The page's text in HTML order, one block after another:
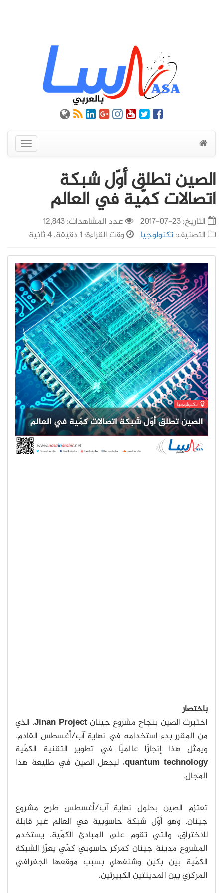
عرض
القائمة
الصين تطلق أوّل شبكة
اتصالات كمّية في العالم
التاريخ:23-07-2017
عدد المشاهدات: 12,843
التصنيف:تكنولوجيا وقت القراءة: 1 دقيقة, 4 ثانية
باختصار
اختبرت الصين بنجاح مشروع جينانJinan Project، الذي
من المقرر بدء استخدامه في نهاية آب/أغسطس القادم.
ويمثّل هذا إنجازًا عالميًا في تطوير التقنية الكمّية
quantum technology، ليجعل الصين في طليعة هذا
المجال.
تعتزم الصين بحلول نهاية آب/أغسطس طرح مشروع
جينان، وهو أوّل شبكة حاسوبية في العالم غير قابلة
للاختراق، والتي تقوم على المبادئ الكمّية. يستخدم
المشروع مدينة جينان كمركز حاسوبي كمّي يعزّز الشبكة
الكمّية بين بكين وشنغهاي بسبب موقعها الجغرافي
المركزي بين المدينتين الكبيرتين.